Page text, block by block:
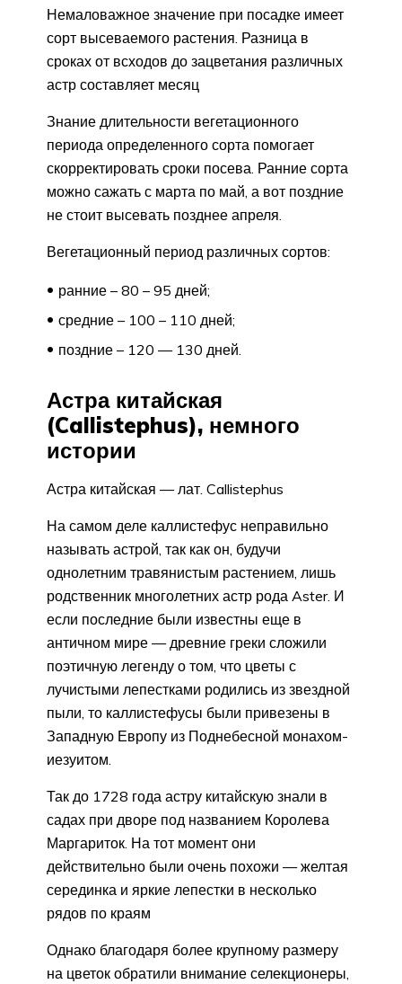
Немаловажное значение при посадке имеет
сорт высеваемого растения. Разница в
сроках от всходов до зацветания различных
астр составляет месяц
Знание длительности вегетационного
периода определенного сорта помогает
скорректировать сроки посева. Ранние сорта
можно сажать с марта по май, а вот поздние
не стоит высевать позднее апреля.
Вегетационный период различных сортов:
ранние – 80 – 95 дней;
средние – 100 – 110 дней;
поздние – 120 — 130 дней.
Астра китайская
(Callistephus), немного
истории
Астра китайская — лат. Callistephus
На самом деле каллистефус неправильно
называть астрой, так как он, будучи
однолетним травянистым растением, лишь
родственник многолетних астр рода Aster. И
если последние были известны еще в
античном мире — древние греки сложили
поэтичную легенду о том, что цветы с
лучистыми лепестками родились из звездной
пыли, то каллистефусы были привезены в
Западную Европу из Поднебесной монахом-
иезуитом.
Так до 1728 года астру китайскую знали в
садах при дворе под названием Королева
Маргариток. На тот момент они
действительно были очень похожи — желтая
серединка и яркие лепестки в несколько
рядов по краям
Однако благодаря более крупному размеру
на цветок обратили внимание селекционеры,